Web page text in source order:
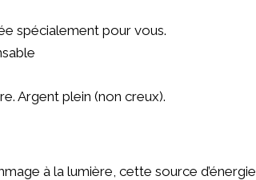
spécialement pour vous.
Argent plein (non creux).
à la lumière, cette source d’énergie